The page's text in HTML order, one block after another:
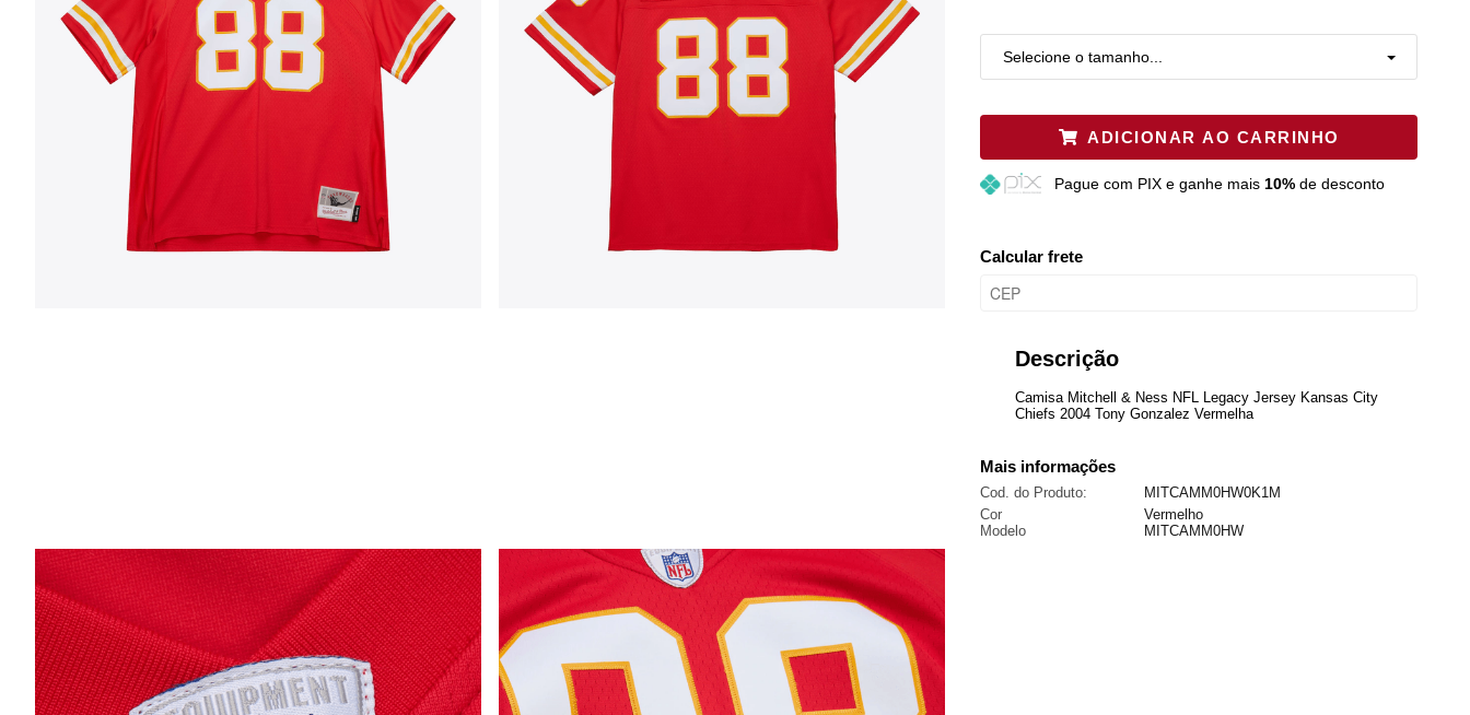
Selecione o tamanho...
Resta 1 item
ADICIONAR AO CARRINHO
Pague com PIX e ganhe mais 10%de desconto
Calcular frete
Descrição
Camisa Mitchell & Ness NFL Legacy Jersey Kansas City
Chiefs 2004 Tony Gonzalez Vermelha
Mais informações
Cod. do Produto:
MITCAMM0HW0K1M
Cor
Vermelho
Modelo
MITCAMM0HW